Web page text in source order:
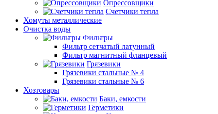
Опрессовщики
Счетчики тепла
Хомуты металлические
Очистка воды
Фильтры
Фильтр сетчатый латунный
Фильтр магнитный фланцевый
Грязевики
Грязевики стальные № 4
Грязевики стальные № 6
Хозтовары
Баки, емкости
Герметики